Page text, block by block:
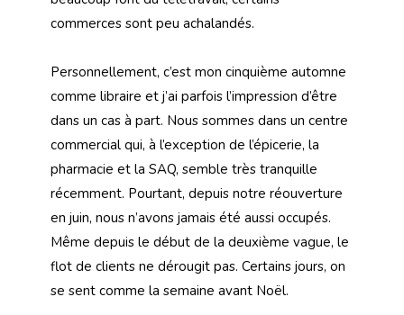
commerces sont peu achalandés.
Personnellement, c’est mon cinquième automne
comme libraire et j’ai parfois l’impression d’être
dans un cas à part. Nous sommes dans un centre
commercial qui, à l’exception de l’épicerie, la
pharmacie et la SAQ, semble très tranquille
récemment. Pourtant, depuis notre réouverture
en juin, nous n’avons jamais été aussi occupés.
Même depuis le début de la deuxième vague, le
flot de clients ne dérougit pas. Certains jours, on
se sent comme la semaine avant Noël.